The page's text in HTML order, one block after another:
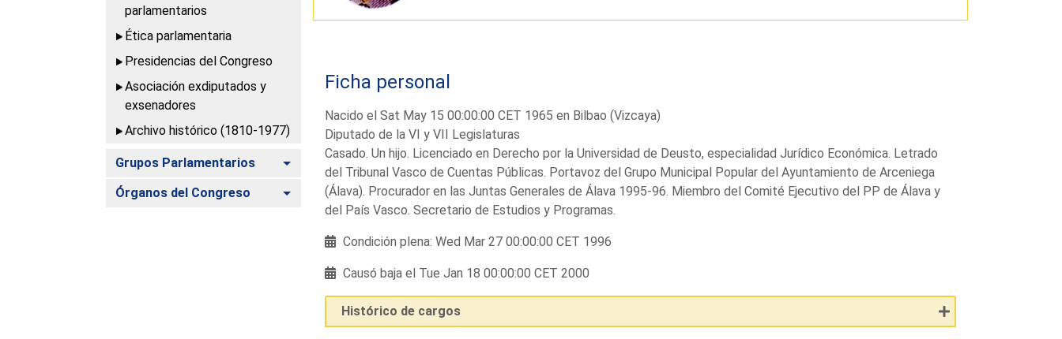
parlamentarios
Ética parlamentaria
Presidencias del Congreso
Asociación exdiputados y
exsenadores
Archivo histórico (1810-1977)
Grupos Parlamentarios Alternar
Órganos del Congreso Alternar
Ficha personal
Nacido el Sat May 15 00:00:00 CET 1965 en Bilbao (Vizcaya)
Diputado de la VI y VII Legislaturas
Casado. Un hijo. Licenciado en Derecho por la Universidad de Deusto, especialidad Jurídico Económica. Letrado
del Tribunal Vasco de Cuentas Públicas. Portavoz del Grupo Municipal Popular del Ayuntamiento de Arceniega
(Álava). Procurador en las Juntas Generales de Álava 1995-96. Miembro del Comité Ejecutivo del PP de Álava y
del País Vasco. Secretario de Estudios y Programas.
Condición plena: Wed Mar 27 00:00:00 CET 1996
Causó baja el Tue Jan 18 00:00:00 CET 2000
Histórico de cargos